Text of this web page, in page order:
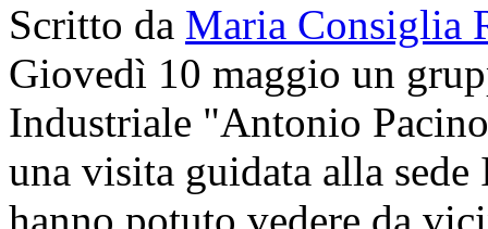
Scritto da Maria Consiglia
Giovedì 10 maggio un
Industriale "Antonio
una visita guidata alla